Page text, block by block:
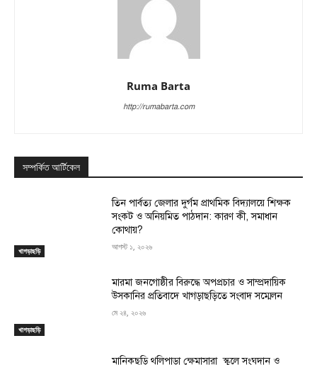
Ruma Barta
http://rumabarta.com
সম্পর্কিত আর্টিকেল
খাগড়াছড়ি
তিন পার্বত্য জেলার দুর্গম প্রাথমিক বিদ্যালয়ে শিক্ষক
সংকট ও অনিয়মিত পাঠদান: কারণ কী, সমাধান
কোথায়?
আগস্ট ১, ২০২৬
খাগড়াছড়ি
মারমা জনগোষ্ঠীর বিরুদ্ধে অপপ্রচার ও সাম্প্রদায়িক
উসকানির প্রতিবাদে খাগড়াছড়িতে সংবাদ সম্মেলন
মে ২৪, ২০২৬
মানিকছড়ি থলিপাড়া ক্ষেমাসারা স্কুলে সংঘদান ও